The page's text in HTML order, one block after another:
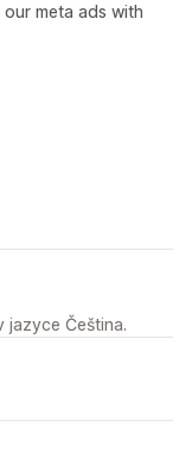
meta ads with
Čeština.